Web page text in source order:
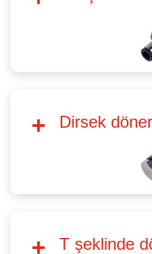
Dirsek
T şeklinde